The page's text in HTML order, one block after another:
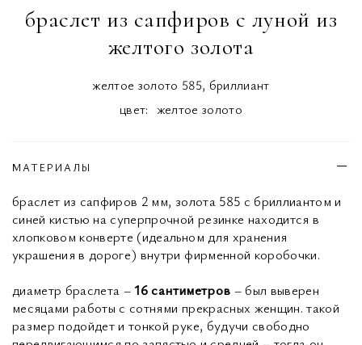
браслет из сапфиров с луной из
желтого золота
желтое золото 585, бриллиант
цвет: желтое золото
МАТЕРИАЛЫ
браслет из сапфиров 2 мм, золота 585 с бриллиантом и
синей кистью на суперпрочной резинке находится в
хлопковом конверте (идеальном для хранения
украшения в дороге) внутри фирменной коробочки.
диаметр браслета – 16 сантиметров – был выверен
месяцами работы с сотнями прекрасных женщин. такой
размер подойдет и тонкой руке, будучи свободно